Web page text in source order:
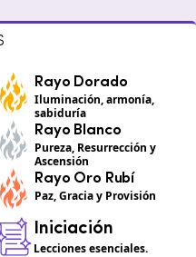
Rayo Dorado
Iluminación, armonía,
sabiduría
Rayo Blanco
Pureza, Resurrección y
Ascensión
Rayo Oro Rubí
Paz, Gracia y Provisión
Iniciación
Lecciones esenciales.